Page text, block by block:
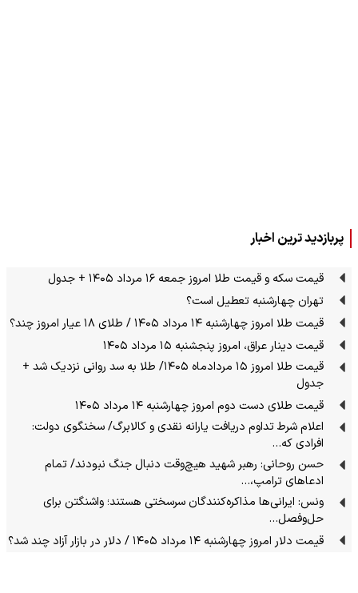
پربازدید ترین اخبار
قیمت سکه و قیمت طلا امروز جمعه ۱۶ مرداد ۱۴۰۵ + جدول
تهران چهارشنبه تعطیل است؟
قیمت طلا امروز چهارشنبه ۱۴ مرداد ۱۴۰۵ / طلای ۱۸ عیار امروز چند؟
قیمت دینار عراق، امروز پنجشنبه ۱۵ مرداد ۱۴۰۵
قیمت طلا امروز ۱۵ مردادماه ۱۴۰۵/ طلا به سد روانی نزدیک شد +
جدول
قیمت طلای دست دوم امروز چهارشنبه ۱۴ مرداد ۱۴۰۵
اعلام شرط تداوم دریافت یارانه نقدی و کالابرگ/ سخنگوی دولت:
افرادی که…
حسن روحانی: رهبر شهید هیچ‌وقت دنبال جنگ نبودند/ تمام
ادعاهای ترامپ،…
ونس: ایرانی‌ها مذاکره‌کنندگان سرسختی هستند؛ واشنگتن برای
حل‌وفصل…
قیمت دلار امروز چهارشنبه ۱۴ مرداد ۱۴۰۵ / دلار در بازار آزاد چند شد؟